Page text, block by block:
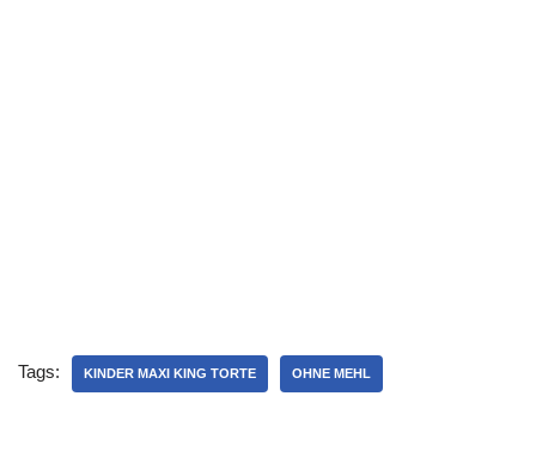
Tags: KINDER MAXI KING TORTE OHNE MEHL